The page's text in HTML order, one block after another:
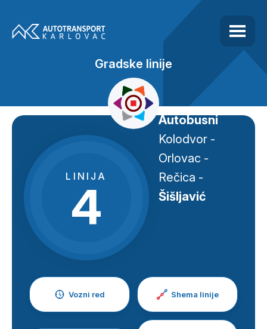
Gradske linije
LINIJA
4
Autobusni
Kolodvor -
Orlovac -
Rečica -
Šišljavić
Vozni red Shema linije